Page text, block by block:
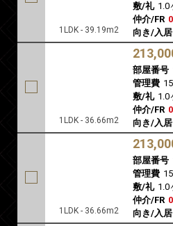
1LDK - 39.19m2
敷/礼 1.0
仲介/FR
向き/入居
1LDK - 36.66m2
部屋番号
管理費
敷/礼 1.0
仲介/FR
向き/入居
1LDK - 36.66m2
部屋番号
管理費
敷/礼 1.0
仲介/FR
向き/入居